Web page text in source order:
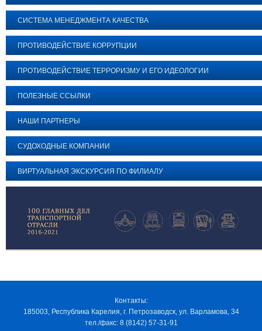
СИСТЕМА МЕНЕДЖМЕНТА КАЧЕСТВА
ПРОТИВОДЕЙСТВИЕ КОРРУПЦИИ
ПРОТИВОДЕЙСТВИЕ ТЕРРОРИЗМУ И ЕГО ИДЕОЛОГИИ
ПОЛЕЗНЫЕ ССЫЛКИ
НАШИ ПАРТНЕРЫ
СУДОХОДНЫЕ КОМПАНИИ
ВИРТУАЛЬНАЯ ЭКСКУРСИЯ ПО ФИЛИАЛУ
Контакты:
185003, Республика Карелия, г. Петрозаводск, ул. Варламова, 34
тел./факс: 8 (8142) 57-31-91